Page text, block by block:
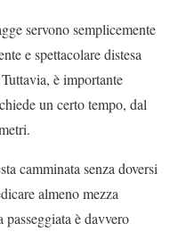
servono semplicemente
e spettacolare distesa
è importante
un certo tempo, dal
camminata senza doversi
almeno mezza
è davvero